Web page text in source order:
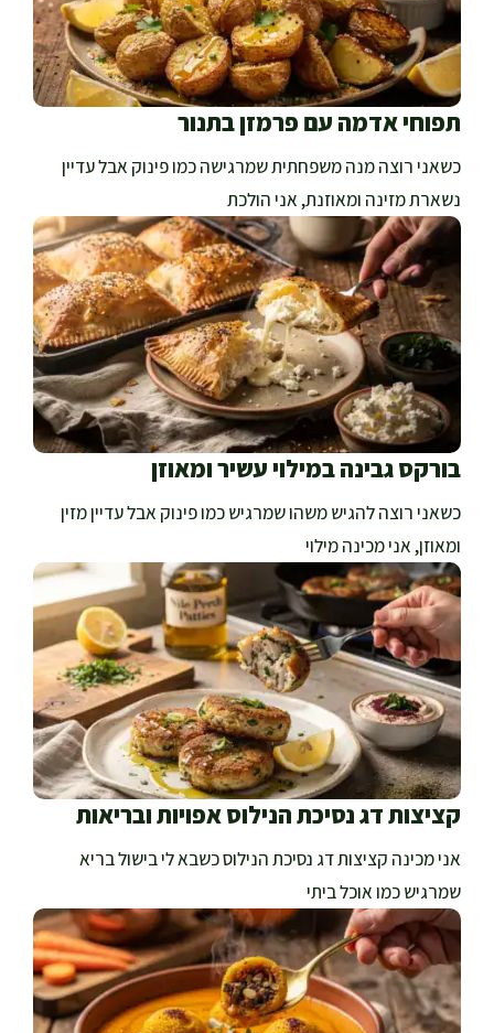
תפוחי אדמה עם פרמזן בתנור
כשאני רוצה מנה משפחתית שמרגישה כמו פינוק אבל עדיין
נשארת מזינה ומאוזנת, אני הולכת
בורקס גבינה במילוי עשיר ומאוזן
כשאני רוצה להגיש משהו שמרגיש כמו פינוק אבל עדיין מזין
ומאוזן, אני מכינה מילוי
קציצות דג נסיכת הנילוס אפויות ובריאות
אני מכינה קציצות דג נסיכת הנילוס כשבא לי בישול בריא
שמרגיש כמו אוכל ביתי